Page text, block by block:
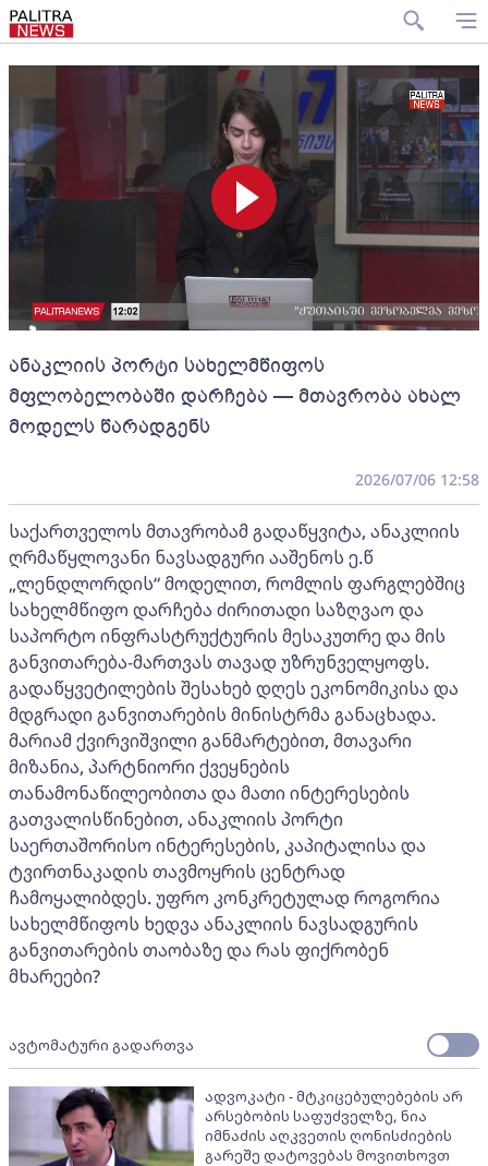
ანაკლიის პორტი სახელმწიფოს
მფლობელობაში დარჩება — მთავრობა ახალ
მოდელს წარადგენს
2026/07/06 12:58
საქართველოს მთავრობამ გადაწყვიტა, ანაკლიის
ღრმაწყლოვანი ნავსადგური ააშენოს ე.წ
„ლენდლორდის“ მოდელით, რომლის ფარგლებშიც
სახელმწიფო დარჩება ძირითადი საზღვაო და
საპორტო ინფრასტრუქტურის მესაკუთრე და მის
განვითარება-მართვას თავად უზრუნველყოფს.
გადაწყვეტილების შესახებ დღეს ეკონომიკისა და
მდგრადი განვითარების მინისტრმა განაცხადა.
მარიამ ქვირვიშვილი განმარტებით, მთავარი
მიზანია, პარტნიორი ქვეყნების
თანამონაწილეობითა და მათი ინტერესების
გათვალისწინებით, ანაკლიის პორტი
საერთაშორისო ინტერესების, კაპიტალისა და
ტვირთნაკადის თავმოყრის ცენტრად
ჩამოყალიბდეს. უფრო კონკრეტულად როგორია
სახელმწიფოს ხედვა ანაკლიის ნავსადგურის
განვითარების თაობაზე და რას ფიქრობენ
მხარეები?
ავტომატური გადართვა
ადვოკატი - მტკიცებულებების არ
არსებობის საფუძველზე, ნია
იმნაძის აღკვეთის ღონისძიების
გარეშე დატოვებას მოვითხოვთ